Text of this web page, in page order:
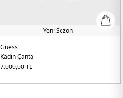
Yeni Sezon
Guess
Kadın Çanta
7.000,00TL